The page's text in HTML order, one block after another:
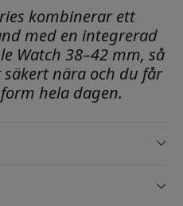
kombinerar ett
med en integrerad
Watch 38–42 mm, så
nära och du får
hela dagen.